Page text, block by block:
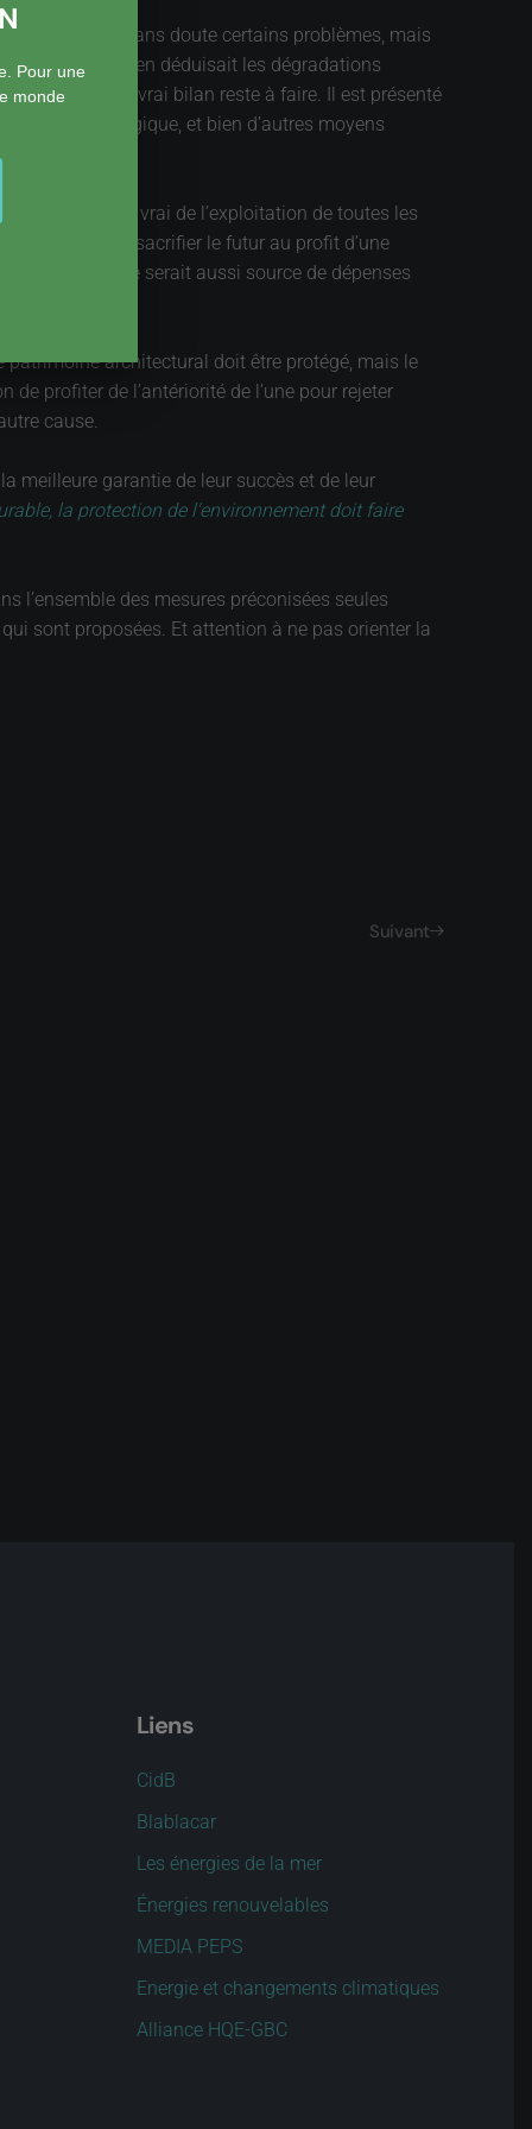
résoudrait sans doute certains problèmes, mais
forte si on en déduisait les dégradations
ces pays ? Le vrai bilan reste à faire. Il est présenté
écologique, et bien d’autres moyens
et c’est vrai de l’exploitation de toutes les
est forte de sacrifier le futur au profit d’une
à bon compte serait aussi source de dépenses
patrimoine architectural doit être protégé, mais le
profiter de l’antériorité de l’une pour rejeter
cause.
meilleure garantie de leur succès et de leur
la protection de l'environnement doit faire
l’ensemble des mesures préconisées seules
sont proposées. Et attention à ne pas orienter la
Suivant
Liens
CidB
Blablacar
Les énergies de la mer
Énergies renouvelables
MEDIA PEPS
Energie et changements climatiques
Alliance HQE-GBC
Pour une
monde